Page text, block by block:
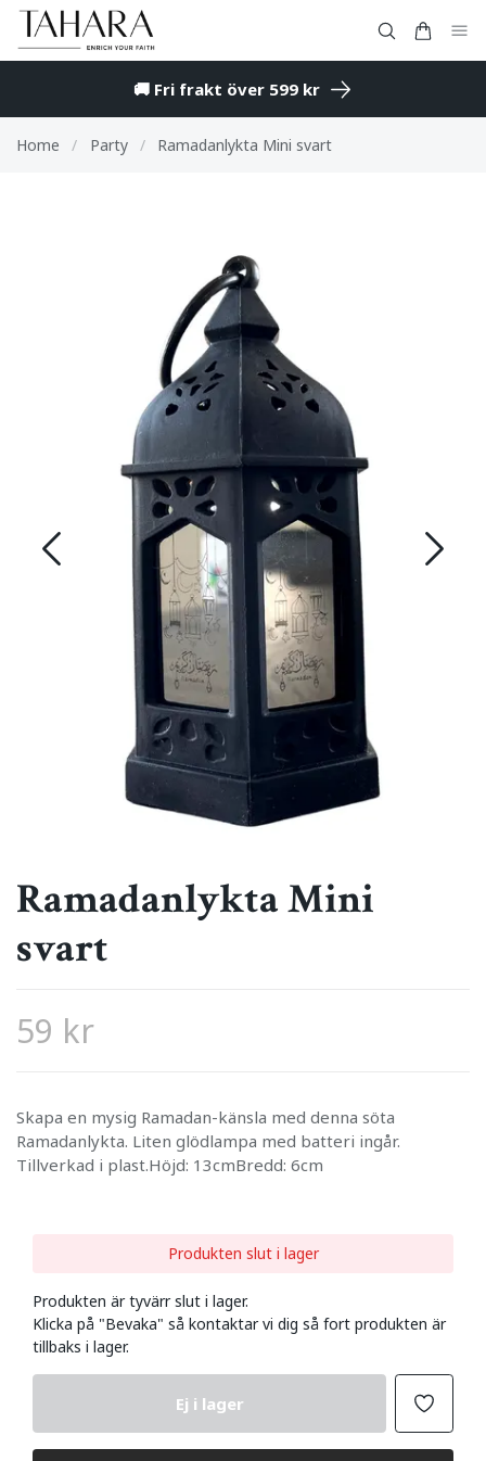
🚚 Fri frakt över 599 kr
Home / Party / Ramadanlykta Mini svart
Ramadanlykta Mini
svart
59 kr
Skapa en mysig Ramadan-känsla med denna söta
Ramadanlykta. Liten glödlampa med batteri ingår.
Tillverkad i plast.Höjd: 13cmBredd: 6cm
Produkten slut i lager
Produkten är tyvärr slut i lager.
Klicka på "Bevaka" så kontaktar vi dig så fort produkten är
tillbaks i lager.
Ej i lager